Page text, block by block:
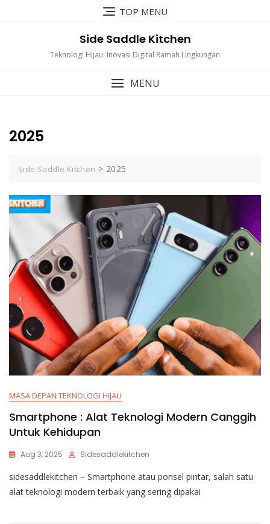
TOP MENU
Side Saddle Kitchen
Teknologi Hijau: Inovasi Digital Ramah Lingkungan
MENU
2025
Side Saddle Kitchen > 2025
MASA DEPAN TEKNOLOGI HIJAU
Smartphone : Alat Teknologi Modern Canggih
Untuk Kehidupan
Aug 3, 2025 Sidesaddlekitchen
sidesaddlekitchen – Smartphone atau ponsel pintar, salah satu
alat teknologi modern terbaik yang sering dipakai